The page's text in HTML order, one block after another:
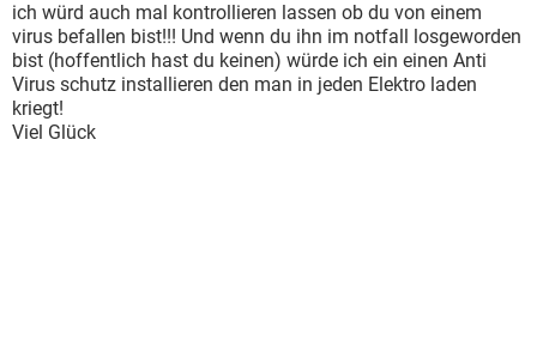
ich würd auch mal kontrollieren lassen ob du von einem
virus befallen bist!!! Und wenn du ihn im notfall losgeworden
bist (hoffentlich hast du keinen) würde ich ein einen Anti
Virus schutz installieren den man in jeden Elektro laden
kriegt!
Viel Glück